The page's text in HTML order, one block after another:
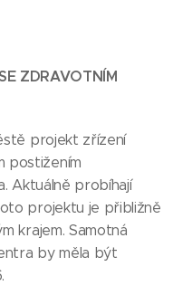
ZDRAVOTNÍM
projekt zřízení
postižením
Aktuálně probíhají
projektu je přibližně
krajem. Samotná
by měla být